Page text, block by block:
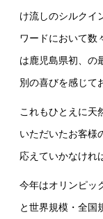
け流しのシルクイ
ワードにおいて数
は鹿児島県初、の
別の喜びを感じて
これもひとえに天
いただいたお客様
応えていかなけれ
今年はオリンピッ
と世界規模・全国